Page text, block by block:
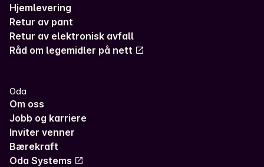
Hjemlevering
Retur av pant
Retur av elektronisk avfall
Råd om legemidler på nett
Oda
Om oss
Jobb og karriere
Inviter venner
Bærekraft
Oda Systems